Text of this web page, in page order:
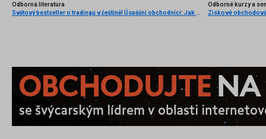
Odborná literatura
Světový bestseller o tradingu v češtině! Úspěšní obchodníci: Jak běžní lidé porážejí Wall Street v jeho vlastní hře
Odborné kurzy a